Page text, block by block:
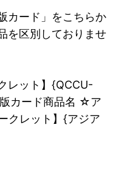
カード」をこちらか
を区別しておりませ
レット】{QCCU-
カード商品名 ☆ア
クレット】{アジア